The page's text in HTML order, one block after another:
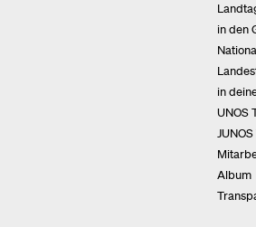
in den
in
UNOS
Album